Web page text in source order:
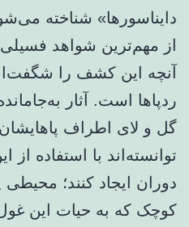
از مهم‌ترین شواهد
آنچه این کشف را
ردپاها است. آثار
گل و لای اطراف
توانسته‌اند با استفاده
دوران ایجاد کنند؛
کوچک که به حیات این